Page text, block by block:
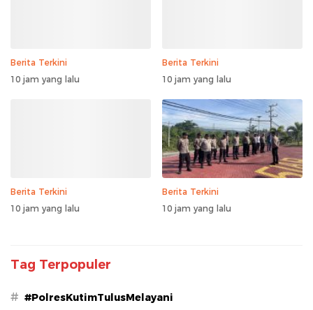
Berita Terkini
10 jam yang lalu
Berita Terkini
10 jam yang lalu
Berita Terkini
10 jam yang lalu
Berita Terkini
10 jam yang lalu
Tag Terpopuler
# #PolresKutimTulusMelayani